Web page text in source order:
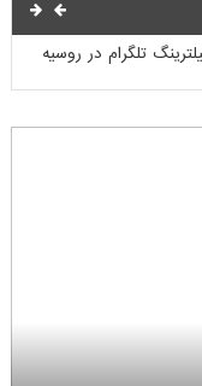
تلگرام در روسیه